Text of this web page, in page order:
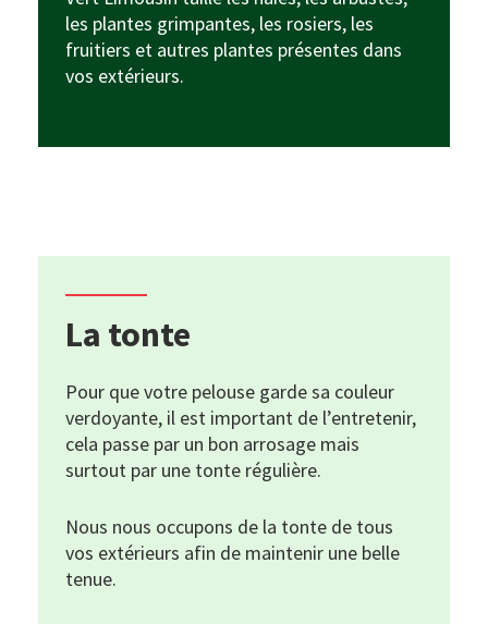
les plantes grimpantes, les rosiers, les
fruitiers et autres plantes présentes dans
vos extérieurs.
La tonte
Pour que votre pelouse garde sa couleur
verdoyante, il est important de l’entretenir,
cela passe par un bon arrosage mais
surtout par une tonte régulière.
Nous nous occupons de la tonte de tous
vos extérieurs afin de maintenir une belle
tenue.